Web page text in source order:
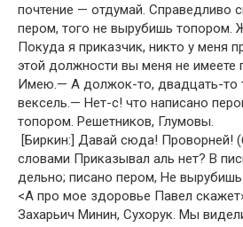
почтение — отдумай. Справедливо
пером, того не вырубишь топором.
Покуда я приказчик, никто у меня
этой должности вы меня не имеете
Имею.— А должок-то, двадцать-то
вексель.— Нет-с! что написано
топором. Решетников, Глумовы.
[Биркин:] Давай сюда! Проворней!
словами Приказывал аль нет? В
дельно; писано пером, Не
<А про мое здоровье Павел
Захарьич Минин, Сухорук. Мы